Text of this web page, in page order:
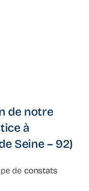
de notre
à
Seine – 92)
de constats